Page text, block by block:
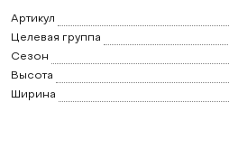
Артикул
Целевая группа
Сезон
Высота
Ширина